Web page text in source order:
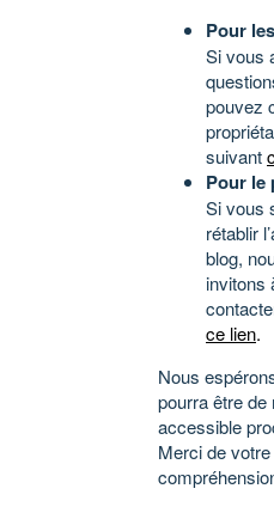
Pour
Si vous
pouvez
suivant
Pour le
Si vous
rétablir
blog,
invitons
ce lien.
Nous
pourra être de
accessible
Merci de votre